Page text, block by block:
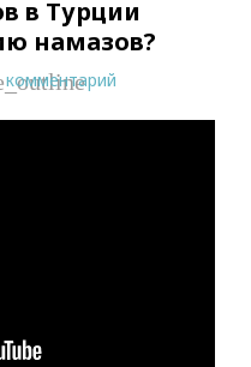
в Турции
намазов?
комментарий